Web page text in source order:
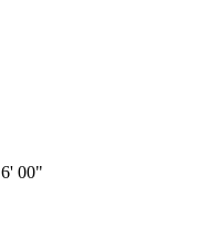
6' 00"